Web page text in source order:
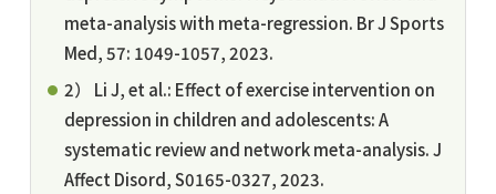
meta-analysis with meta-regression. Br J Sports
Med, 57: 1049-1057, 2023.
2） Li J, et al.: Effect of exercise intervention on
depression in children and adolescents: A
systematic review and network meta-analysis. J
Affect Disord, S0165-0327, 2023.